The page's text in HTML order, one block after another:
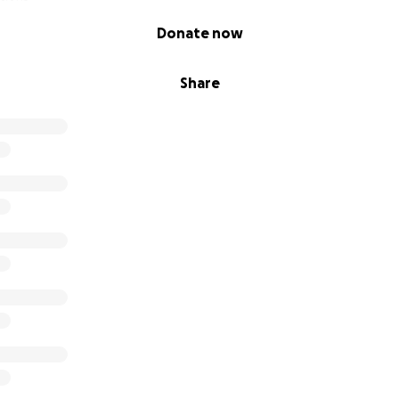
Share
Donate now
regardless of its amount, is invaluable in changing
our cause by sharing this fundraiser with your network of